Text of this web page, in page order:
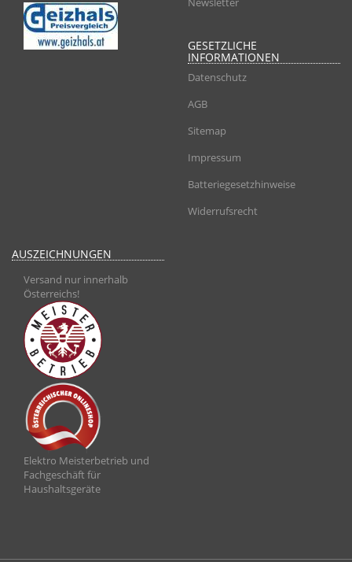
GESETZLICHE
INFORMATIONEN
Datenschutz
AGB
Sitemap
Impressum
Batteriegesetzhinweise
Widerrufsrecht
AUSZEICHNUNGEN
Versand nur innerhalb
Österreichs!
Elektro Meisterbetrieb und
Fachgeschäft für
Haushaltsgeräte